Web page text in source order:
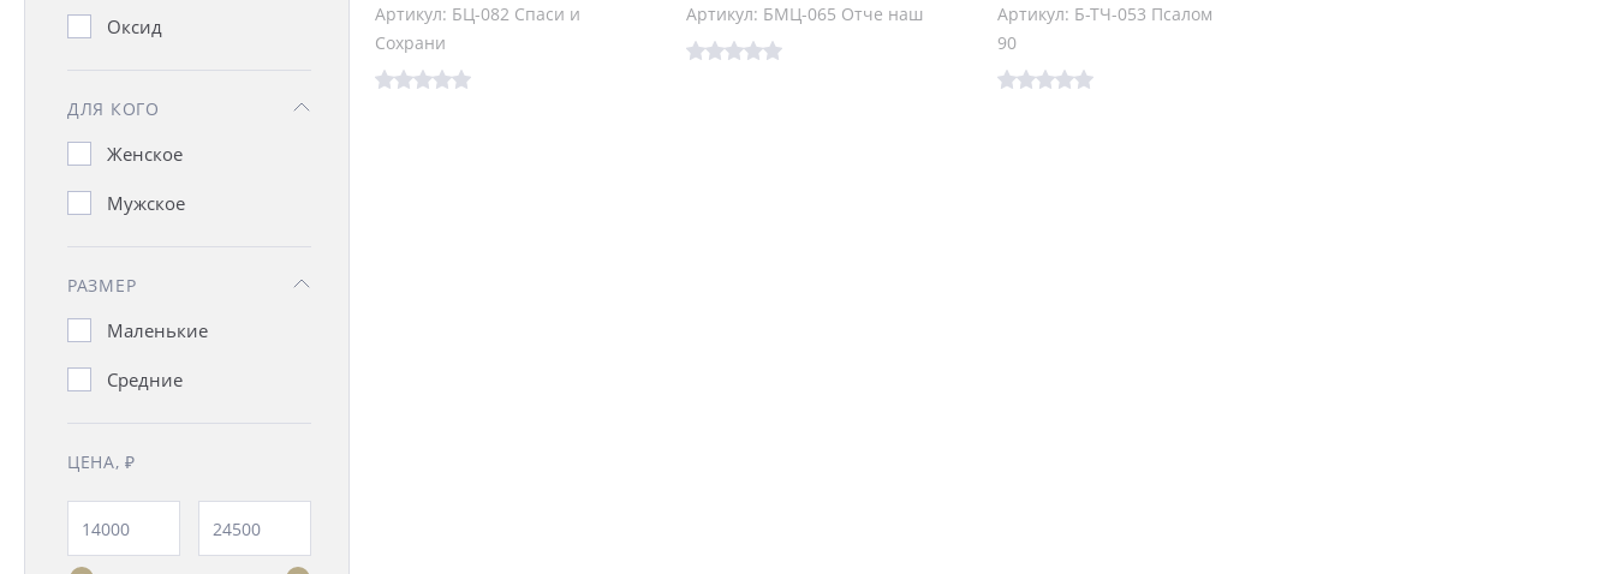
Оксид
ДЛЯ КОГО
Женское
Мужское
РАЗМЕР
Маленькие
Средние
ЦЕНА, ₽
Артикул: БЦ-082 Спаси и
Сохрани
Артикул: БМЦ-065 Отче наш
Артикул: Б-ТЧ-053 Псалом
90